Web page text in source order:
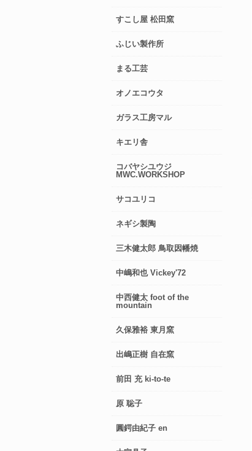
すこし屋 松田窯
ふじい製作所
まる工芸
オノエコウタ
ガラス工房マル
キエリ舎
コバヤシユウジ
MWC.WORKSHOP
サコユリコ
ネギシ製陶
三木健太郎 鳥取因幡焼
中嶋和也 Vickey'72
中西健太 foot of the
mountain
久保雅裕 東月窯
出嶋正樹 自在窯
前田 充 ki-to-te
原 聡子
圓鍔由紀子 en